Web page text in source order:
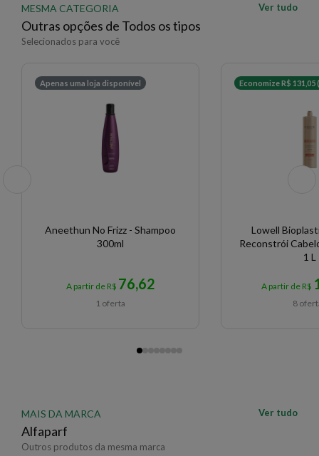
MESMA CATEGORIA
Outras opções de Todos os tipos
Selecionados para você
Ver tudo
Apenas uma loja disponível
Aneethun No Frizz - Shampoo
300ml
A partir de R$ 76,62
1 oferta
Economize R$ 131,05
Lowell
Reconstrói
1 L
A partir de R$
8
MAIS DA MARCA
Alfaparf
Outros produtos da mesma marca
Ver tudo